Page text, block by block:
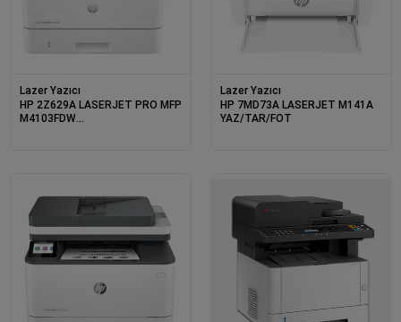
Lazer Yazıcı
HP 2Z629A LASERJET PRO MFP
M4103FDW
Lazer Yazıcı
HP 7MD73A LASERJET M141A
YAZ/TAR/FOT